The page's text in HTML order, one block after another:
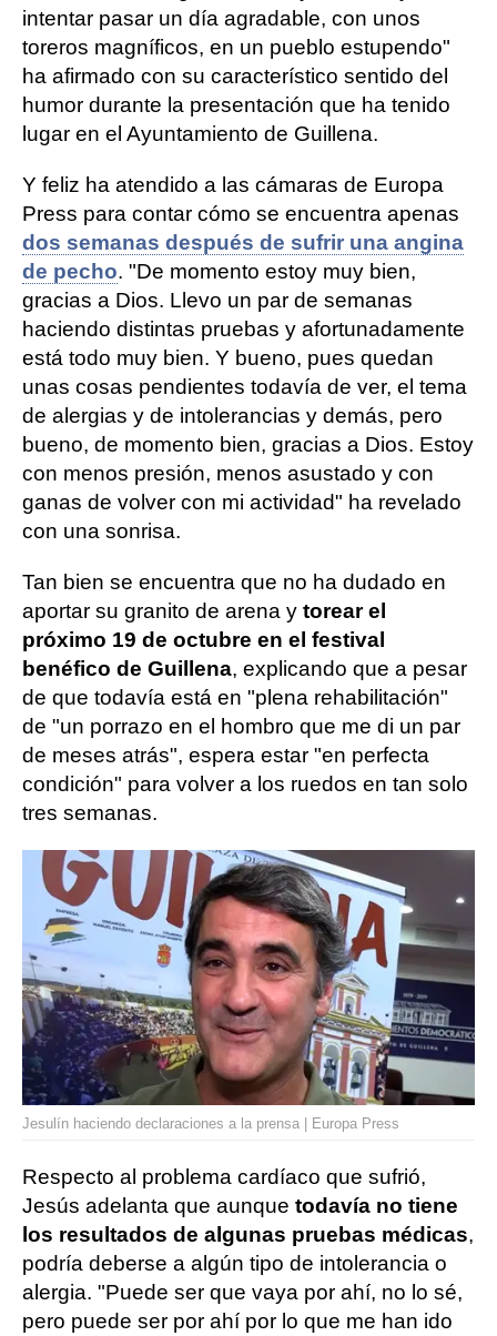
intentar pasar un día agradable, con unos
toreros magníficos, en un pueblo estupendo"
ha afirmado con su característico sentido del
humor durante la presentación que ha tenido
lugar en el Ayuntamiento de Guillena.
Y feliz ha atendido a las cámaras de Europa
Press para contar cómo se encuentra apenas
dos semanas después de sufrir una angina
de pecho. "De momento estoy muy bien,
gracias a Dios. Llevo un par de semanas
haciendo distintas pruebas y afortunadamente
está todo muy bien. Y bueno, pues quedan
unas cosas pendientes todavía de ver, el tema
de alergias y de intolerancias y demás, pero
bueno, de momento bien, gracias a Dios. Estoy
con menos presión, menos asustado y con
ganas de volver con mi actividad" ha revelado
con una sonrisa.
Tan bien se encuentra que no ha dudado en
aportar su granito de arena y torear el
próximo 19 de octubre en el festival
benéfico de Guillena, explicando que a pesar
de que todavía está en "plena rehabilitación"
de "un porrazo en el hombro que me di un par
de meses atrás", espera estar "en perfecta
condición" para volver a los ruedos en tan solo
tres semanas.
Jesulín haciendo declaraciones a la prensa | Europa Press
Respecto al problema cardíaco que sufrió,
Jesús adelanta que aunque todavía no tiene
los resultados de algunas pruebas médicas,
podría deberse a algún tipo de intolerancia o
alergia. "Puede ser que vaya por ahí, no lo sé,
pero puede ser por ahí por lo que me han ido